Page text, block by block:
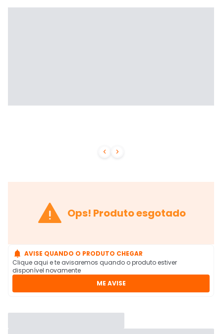
 
 Ops! Produto esgotado
 AVISE QUANDO O PRODUTO CHEGAR
Clique aqui e te avisaremos quando o produto estiver
disponível novamente
ME AVISE